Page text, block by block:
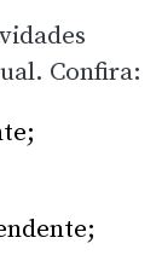
Confira: